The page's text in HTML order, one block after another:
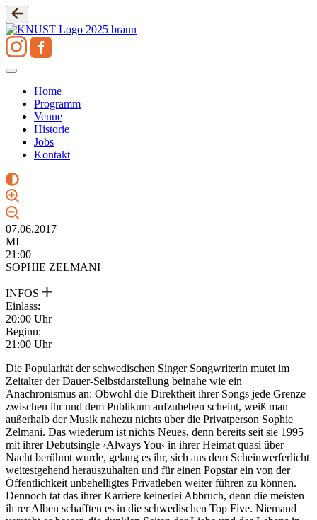
Zum
Inhalt
springen
Home
Programm
Venue
Historie
Jobs
Kontakt
07.06.2017
MI
21:00
SOPHIE ZELMANI
INFOS
Einlass:
20:00 Uhr
Beginn:
21:00 Uhr
Die Popularität der schwedischen Singer Songwriterin mutet im
Zeitalter der Dauer-Selbstdarstellung beinahe wie ein
Anachronismus an: Obwohl die Direktheit ihrer Songs jede Grenze
zwischen ihr und dem Publikum aufzuheben scheint, weiß man
außerhalb der Musik nahezu nichts über die Privatperson Sophie
Zelmani. Das wiederum ist nichts Neues, denn bereits seit sie 1995
mit ihrer Debutsingle ›Always You‹ in ihrer Heimat quasi über
Nacht berühmt wurde, gelang es ihr, sich aus dem Scheinwerferlicht
weitestgehend herauszuhalten und für einen Popstar ein von der
Öffentlichkeit unbehelligtes Privatleben weiter führen zu können.
Dennoch tat das ihrer Karriere keinerlei Abbruch, denn die meisten
ih rer Alben schafften es in die schwedischen Top Five. Niemand